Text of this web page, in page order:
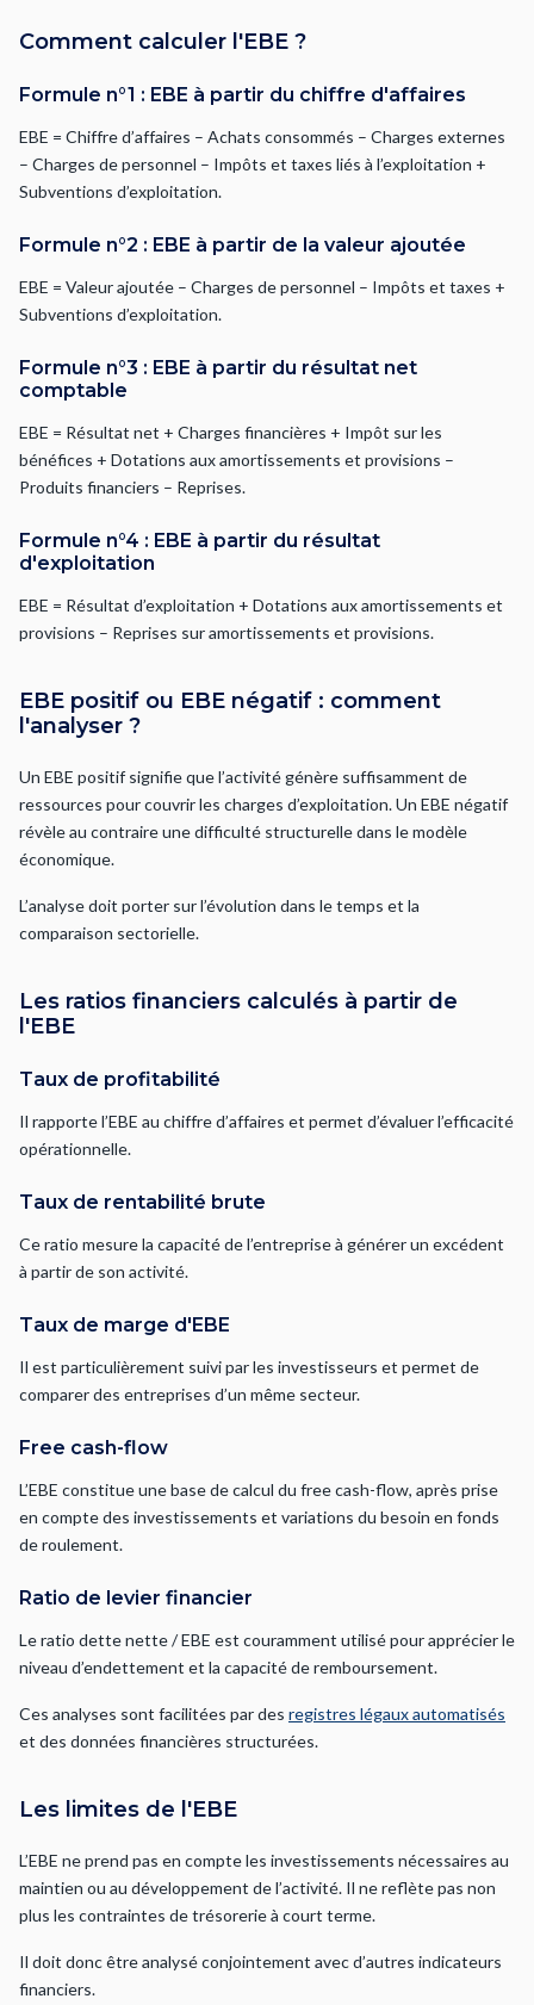
Comment calculer l'EBE ?
Formule n°1 : EBE à partir du chiffre d'affaires
EBE = Chiffre d’affaires – Achats consommés – Charges externes
– Charges de personnel – Impôts et taxes liés à l’exploitation +
Subventions d’exploitation.
Formule n°2 : EBE à partir de la valeur ajoutée
EBE = Valeur ajoutée – Charges de personnel – Impôts et taxes +
Subventions d’exploitation.
Formule n°3 : EBE à partir du résultat net
comptable
EBE = Résultat net + Charges financières + Impôt sur les
bénéfices + Dotations aux amortissements et provisions –
Produits financiers – Reprises.
Formule n°4 : EBE à partir du résultat
d'exploitation
EBE = Résultat d’exploitation + Dotations aux amortissements et
provisions – Reprises sur amortissements et provisions.
EBE positif ou EBE négatif : comment
l'analyser ?
Un EBE positif signifie que l’activité génère suffisamment de
ressources pour couvrir les charges d’exploitation. Un EBE négatif
révèle au contraire une difficulté structurelle dans le modèle
économique.
L’analyse doit porter sur l’évolution dans le temps et la
comparaison sectorielle.
Les ratios financiers calculés à partir de
l'EBE
Taux de profitabilité
Il rapporte l’EBE au chiffre d’affaires et permet d’évaluer l’efficacité
opérationnelle.
Taux de rentabilité brute
Ce ratio mesure la capacité de l’entreprise à générer un excédent
à partir de son activité.
Taux de marge d'EBE
Il est particulièrement suivi par les investisseurs et permet de
comparer des entreprises d’un même secteur.
Free cash-flow
L’EBE constitue une base de calcul du free cash-flow, après prise
en compte des investissements et variations du besoin en fonds
de roulement.
Ratio de levier financier
Le ratio dette nette / EBE est couramment utilisé pour apprécier le
niveau d’endettement et la capacité de remboursement.
Ces analyses sont facilitées par des registres légaux automatisés
et des données financières structurées.
Les limites de l'EBE
L’EBE ne prend pas en compte les investissements nécessaires au
maintien ou au développement de l’activité. Il ne reflète pas non
plus les contraintes de trésorerie à court terme.
Il doit donc être analysé conjointement avec d’autres indicateurs
financiers.